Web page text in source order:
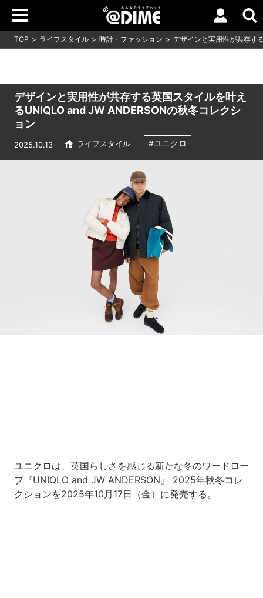
TOP ライフスタイル 時計・ファッション デザインと実用性が共存す
デザインと実用性が共存する英国スタイルを叶え
るUNIQLO and JW ANDERSONの秋冬コレクシ
ョン
2025.10.13 ライフスタイル #ユニクロ
ユニクロは、英国らしさを感じる新たな冬のワードロー
ブ『UNIQLO and JW ANDERSON』 2025年秋冬コレ
クションを2025年10月17日（金）に発売する。